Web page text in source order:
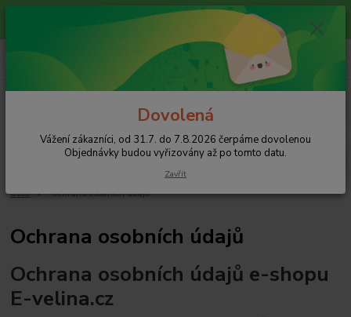
Vážení zákazníci, od 31.7. do 7.8.2026 čerpáme dovolenou
Objednávky budou vyřizovány až po tomto datu.
+420 608 754 282
pište email, pokud nezvedám tel.
Úvod Ochrana osobních údajů
Ochrana osobních údajů
Ochrana osobních údajů e-shopu
E-velina.cz
Dovolená
Vážení zákazníci, od 31.7. do 7.8.2026 čerpáme dovolenou
Objednávky budou vyřizovány až po tomto datu.
Zavřít